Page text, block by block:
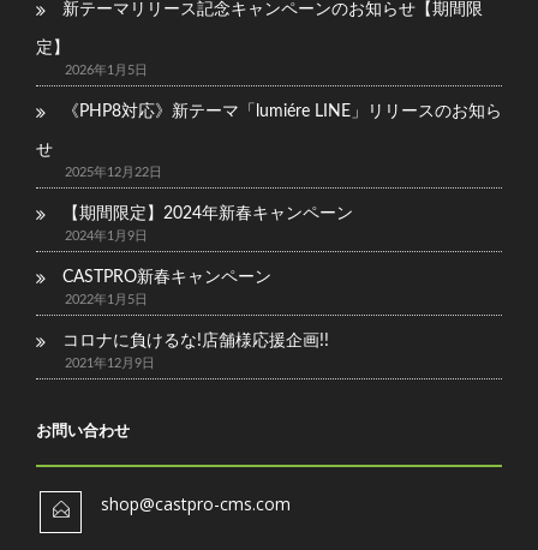
新テーマリリース記念キャンペーンのお知らせ【期間限
定】
2026年1月5日
《PHP8対応》新テーマ「lumiére LINE」リリースのお知ら
せ
2025年12月22日
【期間限定】2024年新春キャンペーン
2024年1月9日
CASTPRO新春キャンペーン
2022年1月5日
コロナに負けるな!店舗様応援企画!!
2021年12月9日
お問い合わせ
shop@castpro-cms.com